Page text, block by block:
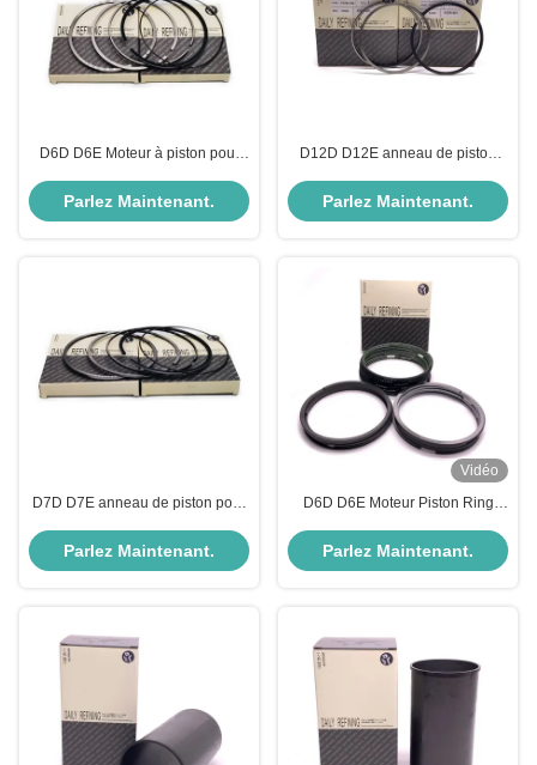
D6D D6E Moteur à piston pour
Parlez Maintenant.
D12D D12E anneau de piston
131mm VOE20509932
Parlez Maintenant.
D7D D7E anneau de piston pour
VOE21299547
Parlez Maintenant.
Vidéo
D6D D6E Moteur Piston Ring
0011
Parlez Maintenant.